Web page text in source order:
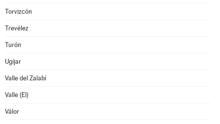
Torvizcón
Trevélez
Turón
Ugíjar
Valle del Zalabí
Valle (El)
Válor